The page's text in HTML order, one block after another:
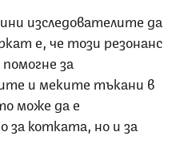
изследователите да
е, че този резонанс
за
и меките тъкани в
може да е
за котката, но и за